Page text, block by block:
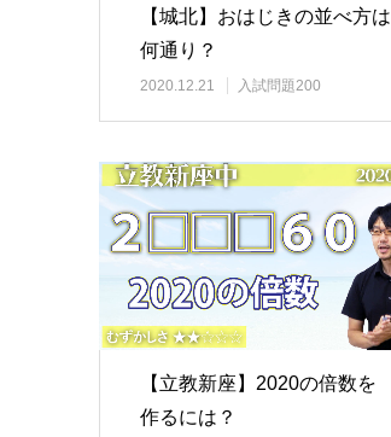
【城北】おはじきの並べ方は
何通り？
2020.12.21 入試問題200
【立教新座】2020の倍数を
作るには？